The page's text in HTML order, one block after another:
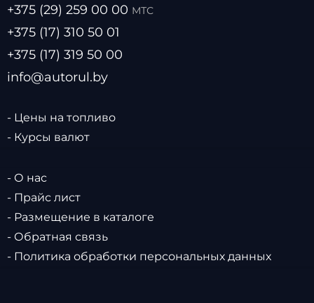
+375 (29) 259 00 00 МТС
+375 (17) 310 50 01
+375 (17) 319 50 00
info@autorul.by
- Цены на топливо
- Курсы валют
- О нас
- Прайс лист
- Размещение в каталоге
- Обратная связь
- Политика обработки персональных данных